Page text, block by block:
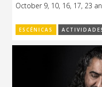
October 9, 10, 16, 17, 23
ESCÉNICAS